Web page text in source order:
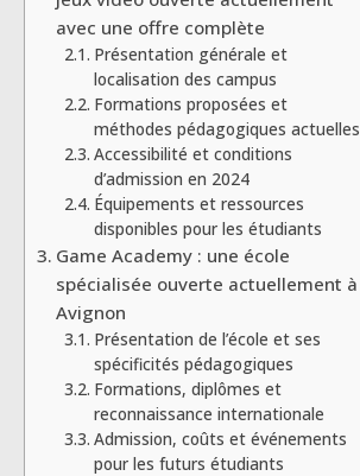
avec une offre complète
Présentation générale et
localisation des campus
Formations proposées et
méthodes pédagogiques actuelles
Accessibilité et conditions
d’admission en 2024
Équipements et ressources
disponibles pour les étudiants
Game Academy : une école
spécialisée ouverte actuellement à
Avignon
Présentation de l’école et ses
spécificités pédagogiques
Formations, diplômes et
reconnaissance internationale
Admission, coûts et événements
pour les futurs étudiants